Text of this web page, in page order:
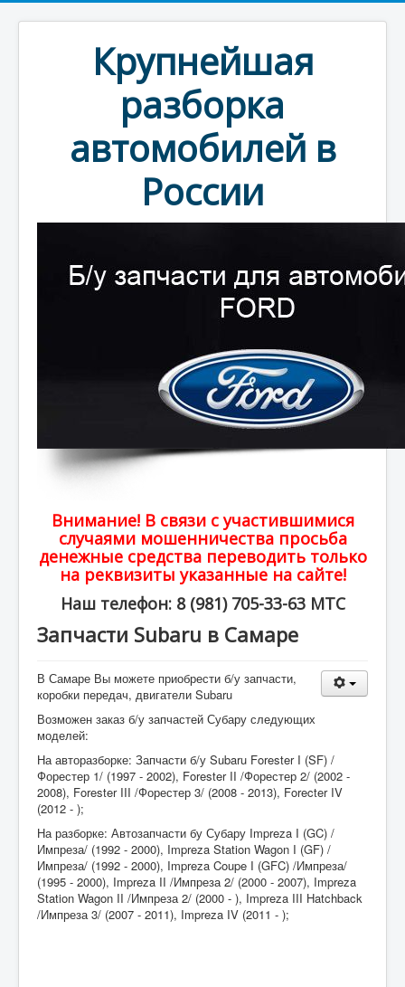
Крупнейшая
разборка
автомобилей в
России
Внимание! В связи с участившимися
случаями мошенничества просьба
денежные средства переводить только
на реквизиты указанные на сайте!
Наш телефон: 8 (981) 705-33-63 МТС
Запчасти Subaru в Самаре
В Самаре Вы можете приобрести б/у запчасти,
коробки передач, двигатели Subaru
Возможен заказ б/у запчастей Субару следующих
моделей:
На авторазборке: Запчасти б/у Subaru Forester I (SF) /
Форестер 1/ (1997 - 2002), Forester II /Форестер 2/ (2002 -
2008), Forester III /Форестер 3/ (2008 - 2013), Forecter IV
(2012 - );
На разборке: Автозапчасти бу Субару Impreza I (GC) /
Импреза/ (1992 - 2000), Impreza Station Wagon I (GF) /
Импреза/ (1992 - 2000), Impreza Coupe I (GFC) /Импреза/
(1995 - 2000), Impreza II /Импреза 2/ (2000 - 2007), Impreza
Station Wagon II /Импреза 2/ (2000 - ), Impreza III Hatchback
/Импреза 3/ (2007 - 2011), Impreza IV (2011 - );